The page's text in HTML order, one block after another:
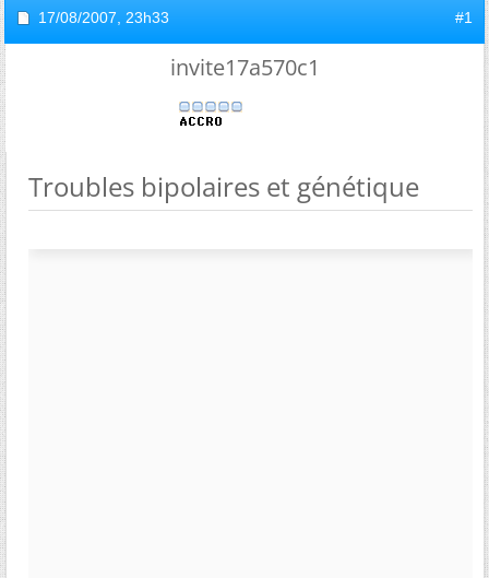
17/08/2007, 23h33 #1
invite17a570c1
Troubles bipolaires et génétique